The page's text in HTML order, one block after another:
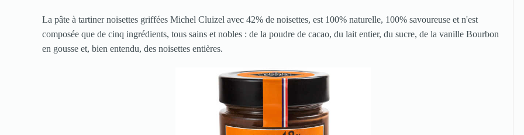
La pâte à tartiner noisettes griffées Michel Cluizel avec 42% de noisettes, est 100% naturelle, 100% savoureuse et n'est
composée que de cinq ingrédients, tous sains et nobles : de la poudre de cacao, du lait entier, du sucre, de la vanille Bourbon
en gousse et, bien entendu, des noisettes entières.